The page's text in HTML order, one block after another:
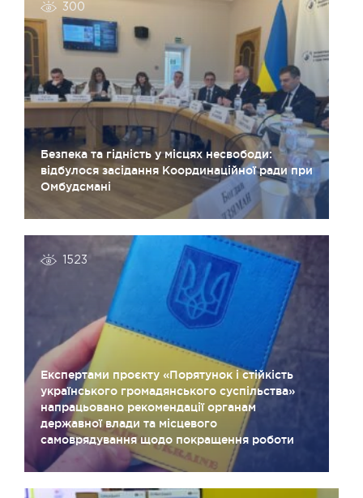
Безпека та гідність у місцях несвободи:
відбулося засідання Координаційної ради при
Омбудсмані
300
Експертами проєкту «Порятунок і стійкість
українського громадянського суспільства»
напрацьовано рекомендації органам
державної влади та місцевого
самоврядування щодо покращення роботи
1523